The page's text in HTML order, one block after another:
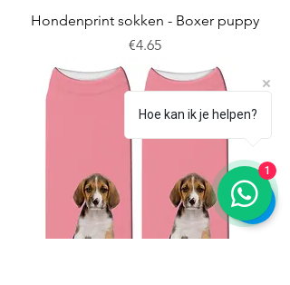
Hondenprint sokken - Boxer puppy
Price
€4.65
Hoe kan ik je helpen?
1